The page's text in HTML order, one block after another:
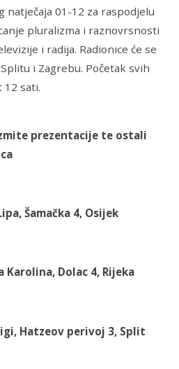
natječaja 01-12 za raspodjelu
pluralizma i raznovrsnosti
i radija. Radionice će se
i Zagrebu. Početak svih
12 sati.
prezentacije te ostali
Šamačka 4, Osijek
Dolac 4, Rijeka
Hatzeov perivoj 3, Split